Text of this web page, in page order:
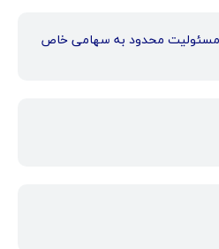
مسئولیت محدود به سهامی خاص